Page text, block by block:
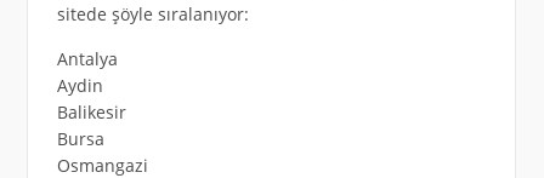
sitede şöyle sıralanıyor:
Antalya
Aydin
Balikesir
Bursa
Osmangazi